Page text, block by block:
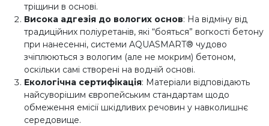
тріщини в основі.
Висока адгезія до вологих основ: На відміну від
традиційних поліуретанів, які “бояться” вогкості бетону
при нанесенні, системи AQUASMART® чудово
зчіплюються з вологим (але не мокрим) бетоном,
оскільки самі створені на водній основі.
Екологічна сертифікація: Матеріали відповідають
найсуворішим європейським стандартам щодо
обмеження емісії шкідливих речовин у навколишнє
середовище.